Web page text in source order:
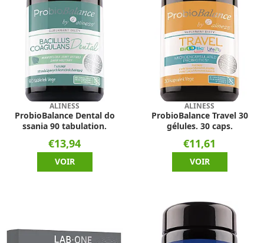
ALINESS
ProbioBalance Dental do
ssania 90 tabulation.
€13,94
VOIR
ALINESS
ProbioBalance Travel 30
gélules. 30 caps.
€11,61
VOIR